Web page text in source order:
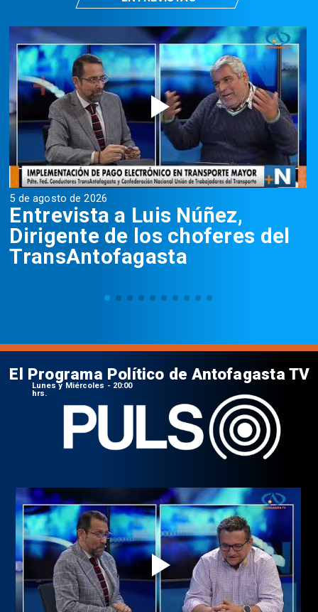
5 de agosto de 2026
Entrevista a Luis Núñez,
Dirigente de los choferes del
TransAntofagasta
El Programa Político de Antofagasta TV
Lunes y Miércoles - 20:00
hrs.